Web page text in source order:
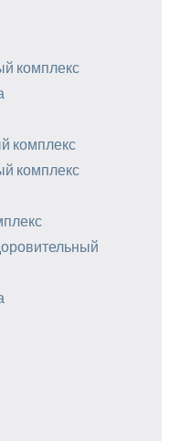
комплекс
комплекс
комплекс